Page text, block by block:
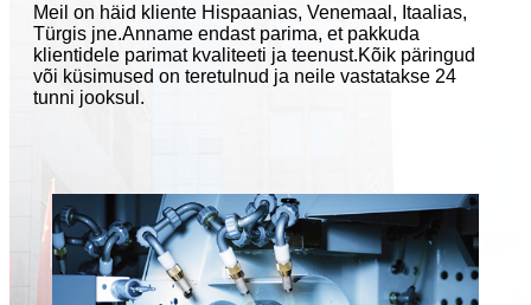
Meil on häid kliente Hispaanias, Venemaal, Itaalias,
Türgis jne.Anname endast parima, et pakkuda
klientidele parimat kvaliteeti ja teenust.Kõik päringud
või küsimused on teretulnud ja neile vastatakse 24
tunni jooksul.